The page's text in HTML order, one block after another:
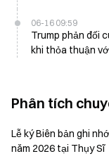
06-16 09:59
Trump phản đối
khi thỏa thuận
Phân tích
Lễ ký Biên bản ghi
năm 2026 tại Thụy Sĩ